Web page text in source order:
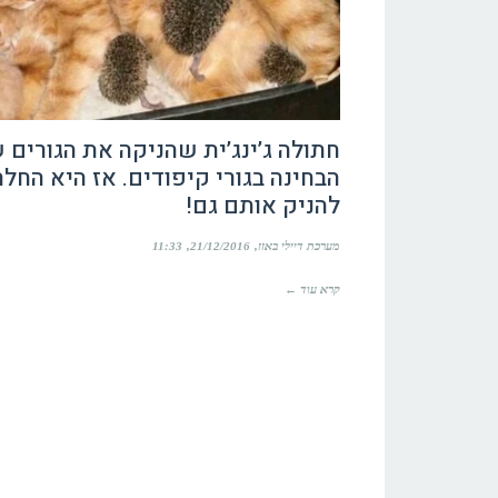
חתולה ג’ינג’ית שהניקה את
הבחינה בגורי קיפודים. אז היא
להניק אותם גם!
מערכת דיילי באזז 21/12/2016
11:33
קרא עוד ←